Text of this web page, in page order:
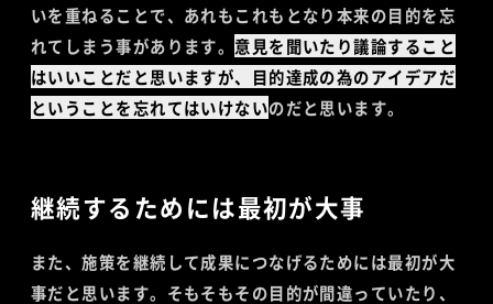
いを重ねることで、あれもこれもとなり本来の目的を忘
れてしまう事があります。 意見を聞いたり議論すること
はいいことだと思いますが、目的達成の為のアイデアだ
ということを忘れてはいけないのだと思います。
継続するためには最初が大事
また、施策を継続して成果につなげるためには最初が大
事だと思います。そもそもその目的が間違っていたり、